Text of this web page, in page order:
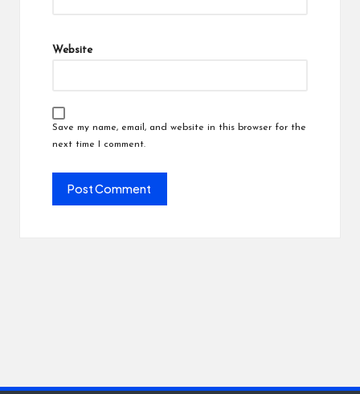
Website
Save my name, email, and website in this browser for the
next time I comment.